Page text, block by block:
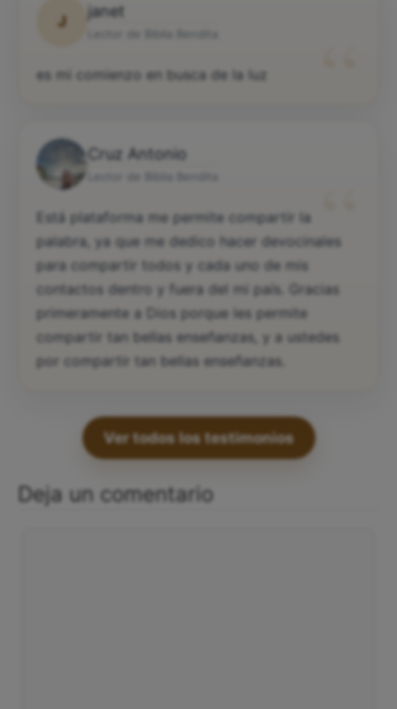
J
janet
es mi comienzo en busca de la luz
Cruz Antonio
“
Está plataforma me permite compartir la
palabra, ya que me dedico hacer devocinales
para compartir todos y cada uno de mis
contactos dentro y fuera del mi país. Gracias
primeramente a Dios porque les permite
compartir tan bellas enseñanzas, y a ustedes
por compartir tan bellas enseñanzas.
Ver todos los testimonios
Deja un comentario